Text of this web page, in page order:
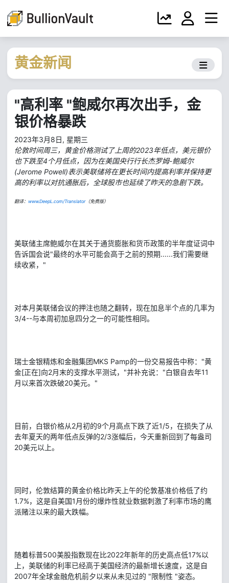
黄金新闻
"高利率 "鲍威尔再次出手，金
银价格暴跌
2023年3月8日, 星期三
伦敦时间周三，黄金价格测试了上周的2023年低点，美元银价
也下跌至4个月低点，因为在美国央行行长杰罗姆-鲍威尔
(Jerome Powell)表示美联储将在更长时间内提高利率并保持更
高的利率以对抗通胀后，全球股市也延续了昨天的急剧下跌。
翻译： www.DeepL.com/Translator（免费版）
美联储主席鲍威尔在其关于通货膨胀和货币政策的半年度证词中
告诉国会说"最终的水平可能会高于之前的预期......我们需要继
续收紧，"
对本月美联储会议的押注也随之翻转，现在加息半个点的几率为
3/4--与本周初加息四分之一的可能性相同。
瑞士金银精炼和金融集团MKS Pamp的一份交易报告中称："黄
金[正在]向2月末的支撑水平测试，"并补充说："白银自去年11
月以来首次跌破20美元。"
目前，白银价格从2月初的9个月高点下跌了近1/5，在损失了从
去年夏天的两年低点反弹的2/3涨幅后，今天重新回到了每盎司
20美元以上。
同时，伦敦结算的黄金价格比昨天上午的伦敦基准价格低了约
1.7%，这是自美国1月份的爆炸性就业数据刺激了利率市场的鹰
派赌注以来的最大跌幅。
随着标普500美股指数现在比2022年新年的历史高点低17%以
上，美联储的利率已经高于美国经济的最新增长速度，这是自
2007年全球金融危机前夕以来从未见过的 "限制性 "姿态。